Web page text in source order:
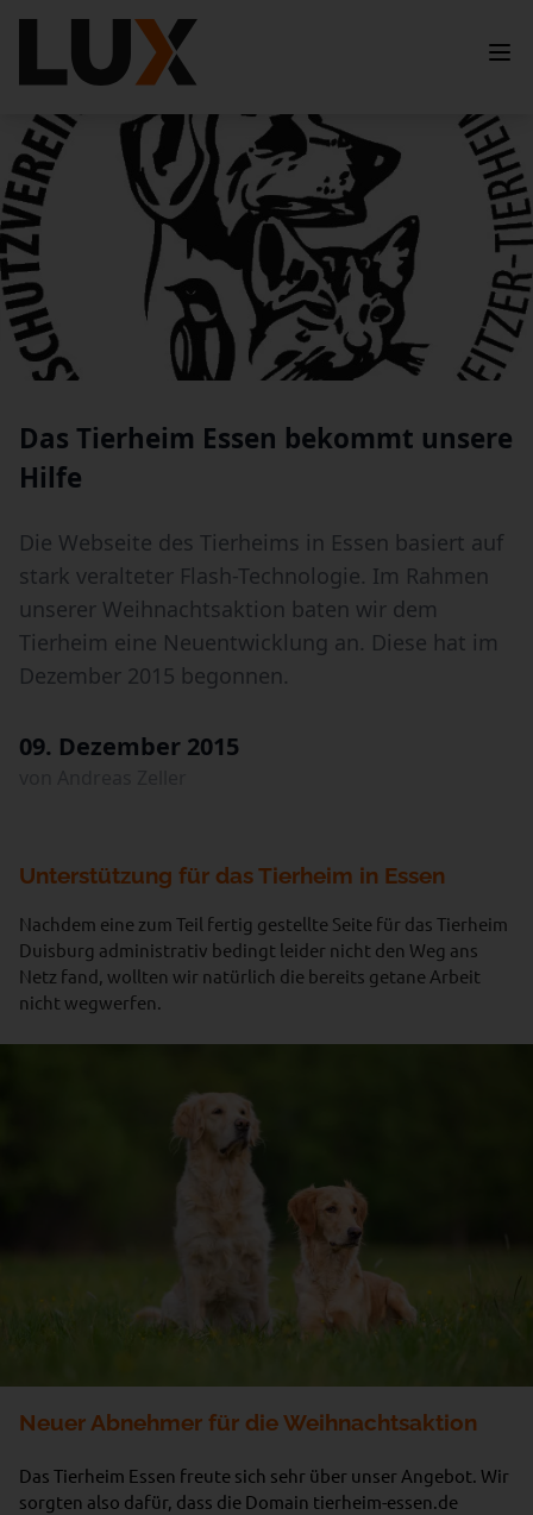
Das Tierheim Essen bekommt unsere
Hilfe
Die Webseite des Tierheims in Essen basiert auf
stark veralteter Flash-Technologie. Im Rahmen
unserer Weihnachtsaktion baten wir dem
Tierheim eine Neuentwicklung an. Diese hat im
Dezember 2015 begonnen.
09. Dezember 2015
Unterstützung für das Tierheim in Essen
Nachdem eine zum Teil fertig gestellte Seite für das Tierheim
Duisburg administrativ bedingt leider nicht den Weg ans
Netz fand, wollten wir natürlich die bereits getane Arbeit
nicht wegwerfen.
Neuer Abnehmer für die Weihnachtsaktion
Das Tierheim Essen freute sich sehr über unser Angebot. Wir
sorgten also dafür, dass die Domain tierheim-essen.de